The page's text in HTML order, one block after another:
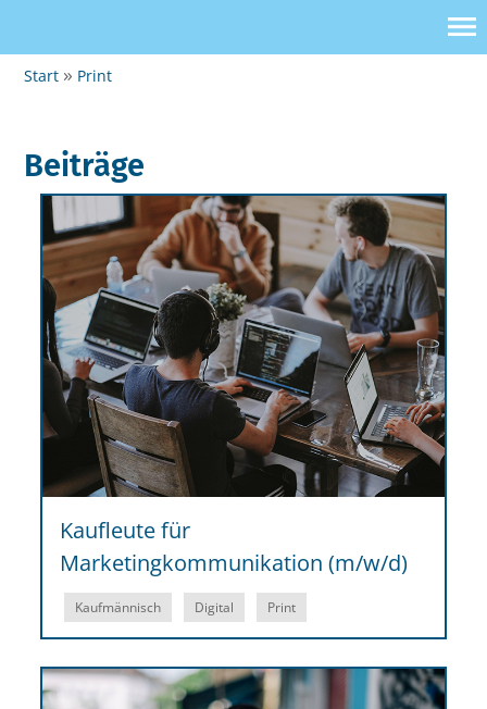
Start Print
Kaufleute für
Marketingkommunikation (m/w/d)
Kaufmännisch Digital Print